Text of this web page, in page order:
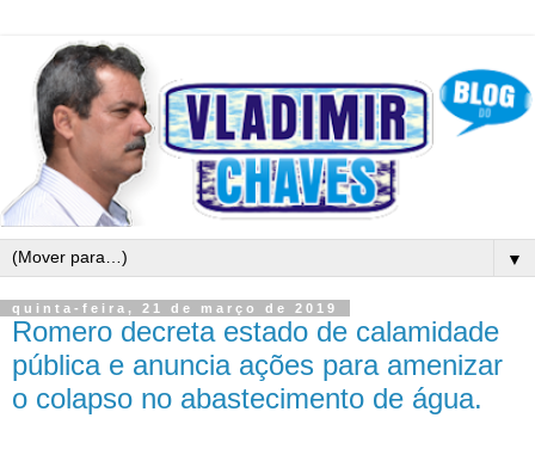
▼
quinta-feira, 21 de março de 2019
Romero decreta estado de calamidade
pública e anuncia ações para amenizar
o colapso no abastecimento de água.